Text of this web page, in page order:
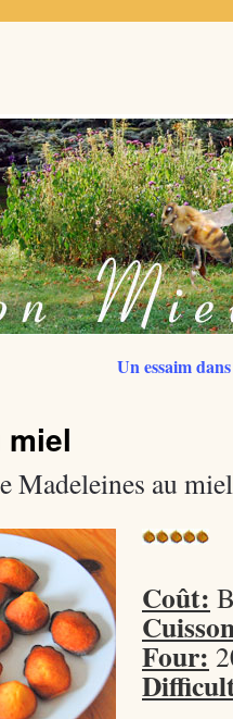
Un essaim
miel
Madeleines au miel
Coût:
Four: